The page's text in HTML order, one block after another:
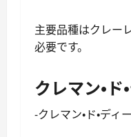
主要品種はクレー
必要です。
クレマン・ド
-クレマン・ド・ディ